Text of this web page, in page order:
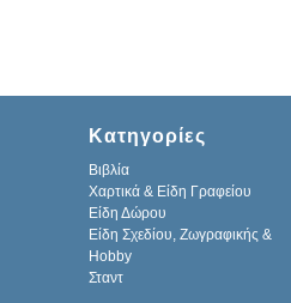
Κατηγορίες
Βιβλία
Χαρτικά & Είδη Γραφείου
Είδη Δώρου
Είδη Σχεδίου, Ζωγραφικής &
Hobby
Σταντ